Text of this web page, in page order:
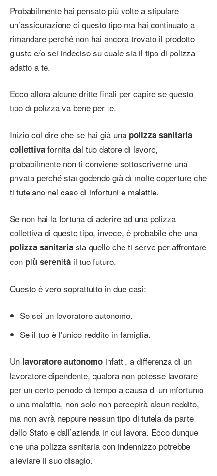
Probabilmente hai pensato più volte a stipulare
un’assicurazione di questo tipo ma hai continuato a
rimandare perché non hai ancora trovato il prodotto
giusto e/o sei indeciso su quale sia il tipo di polizza
adatto a te.
Ecco allora alcune dritte finali per capire se questo
tipo di polizza va bene per te.
Inizio col dire che se hai già una polizza sanitaria
collettiva fornita dal tuo datore di lavoro,
probabilmente non ti conviene sottoscriverne una
privata perché stai godendo già di molte coperture che
ti tutelano nel caso di infortuni e malattie.
Se non hai la fortuna di aderire ad una polizza
collettiva di questo tipo, invece, è probabile che una
polizza sanitaria sia quello che ti serve per affrontare
con più serenità il tuo futuro.
Questo è vero soprattutto in due casi:
Se sei un lavoratore autonomo.
Se il tuo è l’unico reddito in famiglia.
Un lavoratore autonomo infatti, a differenza di un
lavoratore dipendente, qualora non potesse lavorare
per un certo periodo di tempo a causa di un infortunio
o una malattia, non solo non percepirà alcun reddito,
ma non avrà neppure nessun tipo di tutela da parte
dello Stato e dall’azienda in cui lavora. Ecco dunque
che una polizza sanitaria con indennizzo potrebbe
alleviare il suo disagio.